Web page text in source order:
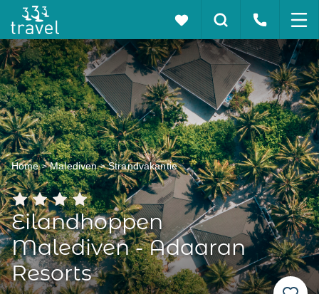
Home Malediven Strandvakantie
Eilandhoppen
Malediven - Adaaran
Resorts